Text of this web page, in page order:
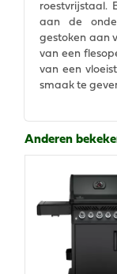
roestvrijstaal.
aan de
gestoken aan
van een
van een
smaak te
Anderen